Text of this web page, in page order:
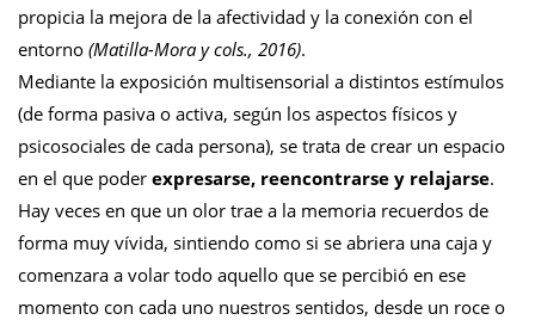
propicia la mejora de la afectividad y la conexión con el
entorno (Matilla-Mora y cols., 2016).
Mediante la exposición multisensorial a distintos estímulos
(de forma pasiva o activa, según los aspectos físicos y
psicosociales de cada persona), se trata de crear un espacio
en el que poder expresarse, reencontrarse y relajarse.
Hay veces en que un olor trae a la memoria recuerdos de
forma muy vívida, sintiendo como si se abriera una caja y
comenzara a volar todo aquello que se percibió en ese
momento con cada uno nuestros sentidos, desde un roce o